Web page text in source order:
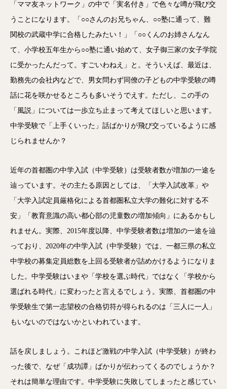
「ママ友ネットワーク」の中で「実名付き」で色々な噂が飛び交
うことになります。「○○さんのお兄ちゃん、○○塾に通って、難
関校の武蔵中学に合格したみたい！」「○○くんのお姉さんなん
て、小学校五年生から○○塾に通い始めて、女子御三家の女子学院
に受かったんだって。すごいわねえ」と。そういえば、最近は、
勤務先の会社内などで、男女問わず同僚の子どもの中学受験の噂
話に花を咲かせるところも多いそうでえす。ただし、この手の
「風説」については一歩立ち止まって考えてほしいと思います。
中学受験で「上手くいった」話ばかりが飛び交っているように感
じられませんか？
近年の首都圏の中学入試（中学受験）は受験者数が増加の一途を
辿っています。その主たる原因としては、「大学入試改革」や
「大学入試定員厳格化による首都圏私立大学の難化に対する不
安」「教育意識の高い都心部の児童数の増加傾向」にあるかもし
れません。実際、2015年度以降、中学受験者数は増加の一途を辿
っており、2020年の中学入試（中学受験）では、一都三県の私立
中学校の募集定員総数を上回る受験者が詰めかけるようになりま
した。中学受験はいまや「学校を選ぶ時代」ではなく「学校から
選ばれる時代」に変わったと言えるでしょう。実際、首都圏の中
学受験生で第一志望校の合格切符が得られるのは「三人に一人」
もいないのではないかといわれています。
話を戻しましょう。これほど激戦の中学入試（中学受験）が終わ
った後で、なぜ「成功譚」ばかりが伝わってくるのでしょうか？
それは簡単な理由です。中学受験に失敗してしまったと感じてい